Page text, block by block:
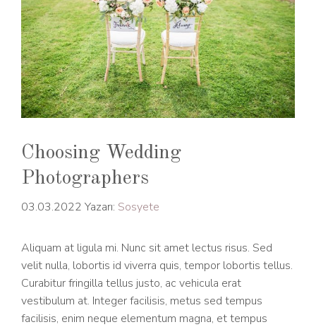
Choosing Wedding
Photographers
03.03.2022 Yazarı: Sosyete
Aliquam at ligula mi. Nunc sit amet lectus risus. Sed
velit nulla, lobortis id viverra quis, tempor lobortis tellus.
Curabitur fringilla tellus justo, ac vehicula erat
vestibulum at. Integer facilisis, metus sed tempus
facilisis, enim neque elementum magna, et tempus